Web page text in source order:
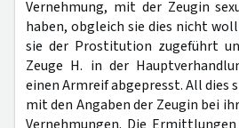
Vernehmung, mit der Zeugin
haben, obgleich sie dies nicht
sie der Prostitution zugeführt
Zeuge H. in der
einen Armreif abgepresst. All dies
mit den Angaben der Zeugin bei